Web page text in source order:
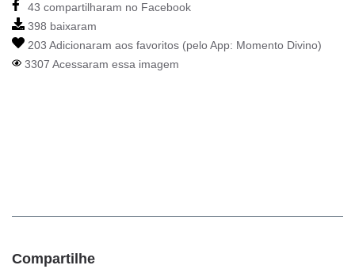
43 compartilharam no Facebook
398 baixaram
203 Adicionaram aos favoritos (pelo App: Momento Divino)
3307 Acessaram essa imagem
Compartilhe